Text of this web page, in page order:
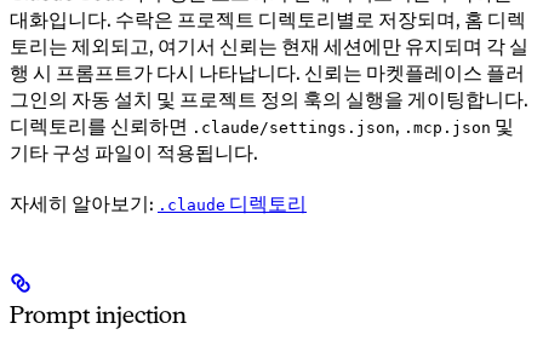
대화입니다. 수락은 프로젝트 디렉토리별로 저장되며, 홈 디렉
토리는 제외되고, 여기서 신뢰는 현재 세션에만 유지되며 각 실
행 시 프롬프트가 다시 나타납니다. 신뢰는 마켓플레이스 플러
그인의 자동 설치 및 프로젝트 정의 훅의 실행을 게이팅합니다.
디렉토리를 신뢰하면 .claude/settings.json, .mcp.json 및
기타 구성 파일이 적용됩니다.
자세히 알아보기: .claude 디렉토리
Prompt injection